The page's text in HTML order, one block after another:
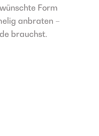
Form
anbraten –
brauchst.